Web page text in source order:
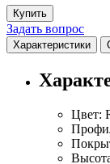
Купить
Задать вопрос
Характеристики
Цвет: